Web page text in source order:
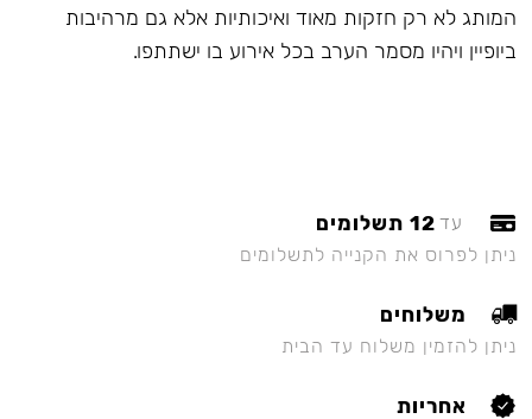
המותג לא רק חזקות מאוד ואיכותיות אלא גם מרהיבות
ביופיין ויהיו מסמר הערב בכל אירוע בו ישתתפו.
עד 12 תשלומים
ניתן לפרוס את הקנייה לתשלומים
משלוחים
ניתן להזמין משלוח עד הבית
אחריות